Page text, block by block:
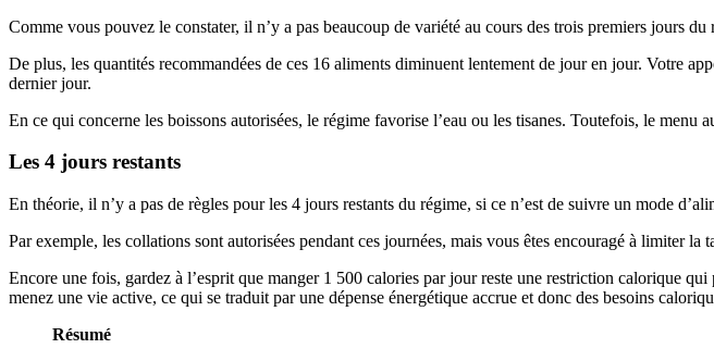
Comme vous pouvez le constater, il n’y a pas beaucoup de variété au cours des trois premiers jours du
De plus, les quantités recommandées de ces 16 aliments diminuent lentement de jour en jour. Votre
dernier jour.
En ce qui concerne les boissons autorisées, le régime favorise l’eau ou les tisanes. Toutefois, le
Les 4 jours restants
En théorie, il n’y a pas de règles pour les 4 jours restants du régime, si ce n’est de suivre un mode
Par exemple, les collations sont autorisées pendant ces journées, mais vous êtes encouragé à limiter la
Encore une fois, gardez à l’esprit que manger 1 500 calories par jour reste une restriction calorique
menez une vie active, ce qui se traduit par une dépense énergétique accrue et donc des besoins
Résumé